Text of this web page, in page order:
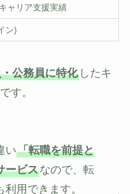
ャリア支援実績
ン)
公務員に特化したキ
す。
い「転職を前提と
ービスなので、転
用できます。